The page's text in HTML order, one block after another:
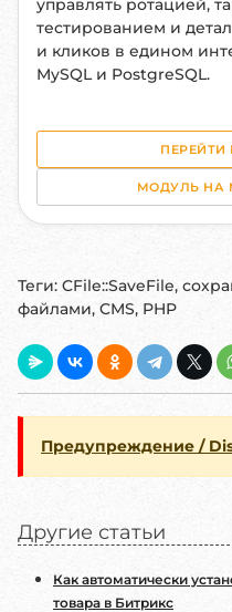
управлять ротацией,
тестированием и
и кликов в едином
MySQL и PostgreSQL.
МОДУЛЬ НА
Теги: CFile::SaveFile,
файлами, CMS, PHP
Предупреждение /
Другие статьи
Как автоматически
товара в Битрикс